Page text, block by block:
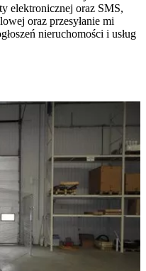
elektronicznej oraz SMS,
oraz przesyłanie mi
nieruchomości i usług